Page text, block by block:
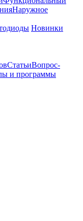
Наружное
Новинки
СтатьиВопрос-
и программы